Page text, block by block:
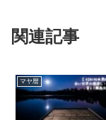
関連記事
マヤ暦